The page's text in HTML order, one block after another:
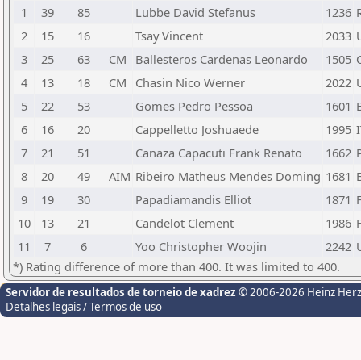
1
39 85 Lubbe David Stefanus 1236
2
15 16 Tsay Vincent 2033
3
25 63 CM Ballesteros Cardenas Leonardo 1505
4
13 18 CM Chasin Nico Werner 2022
5
22 53 Gomes Pedro Pessoa 1601
6
16 20 Cappelletto Joshuaede 1995
7
21 51 Canaza Capacuti Frank Renato 1662
8
20 49 AIM Ribeiro Matheus Mendes Doming 1681
9
19 30 Papadiamandis Elliot 1871
10
13 21 Candelot Clement 1986
11
7 6 Yoo Christopher Woojin 2242
*) Rating difference of more than 400. It was limited to 400.
Servidor de resultados de torneio de xadrez © 2006-2026 Heinz
Detalhes legais / Termos de uso